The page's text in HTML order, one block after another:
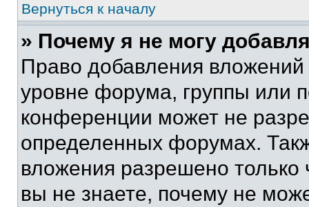
Вернуться к началу
» Почему я не могу
Право добавления
уровне форума, группы или
конференции может не
определенных форумах.
вложения разрешено
вы не знаете, почему не